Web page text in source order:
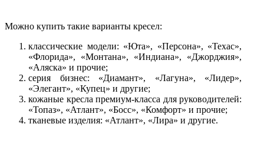
Можно купить такие варианты кресел:
классические модели: «Юта», «Персона», «Техас»,
«Флорида», «Монтана», «Индиана», «Джорджия»,
«Аляска» и прочие;
серия бизнес: «Диамант», «Лагуна», «Лидер»,
«Элегант», «Купец» и другие;
кожаные кресла премиум-класса для руководителей:
«Топаз», «Атлант», «Босс», «Комфорт» и прочие;
тканевые изделия: «Атлант», «Лира» и другие.